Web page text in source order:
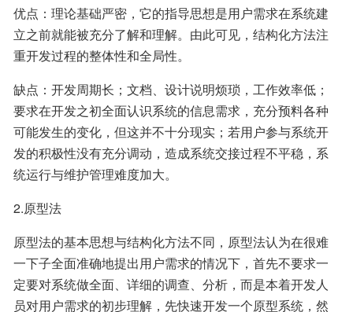
优点：理论基础严密，它的指导思想是用户需求在系统建
立之前就能被充分了解和理解。由此可见，结构化方法注
重开发过程的整体性和全局性。
缺点：开发周期长；文档、设计说明烦琐，工作效率低；
要求在开发之初全面认识系统的信息需求，充分预料各种
可能发生的变化，但这并不十分现实；若用户参与系统开
发的积极性没有充分调动，造成系统交接过程不平稳，系
统运行与维护管理难度加大。
2.原型法
原型法的基本思想与结构化方法不同，原型法认为在很难
一下子全面准确地提出用户需求的情况下，首先不要求一
定要对系统做全面、详细的调查、分析，而是本着开发人
员对用户需求的初步理解，先快速开发一个原型系统，然